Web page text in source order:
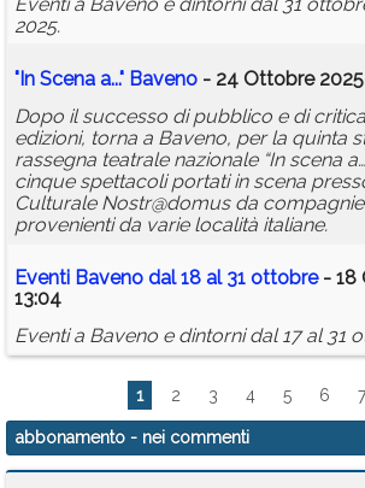
Eventi a Baveno e dintorni dal 31
2025.
"In Scena a..." Baveno - 24 Ottobre
Dopo il successo di pubblico e di
edizioni, torna a Baveno, per la quinta
rassegna teatrale nazionale “In scena
cinque spettacoli portati in scena
Culturale Nostr@domus da
provenienti da varie località italiane.
Eventi Baveno dal 18 al 31 ottobre- 18
13:04
Eventi a Baveno e dintorni dal 17 al 31
1 2 3 4 5 6 7
abbonamento - nei commenti